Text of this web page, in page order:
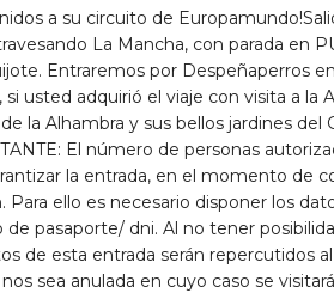
a su circuito de
La Mancha, con parada en
Entraremos por Despeñaperros
si usted adquirió el viaje con visita a
la Alhambra y sus bellos jardines
El número de personas
la entrada, en el momento de
Para ello es necesario disponer los
de pasaporte/ dni. Al no tener
de esta entrada serán repercutidos
sea anulada en cuyo caso se